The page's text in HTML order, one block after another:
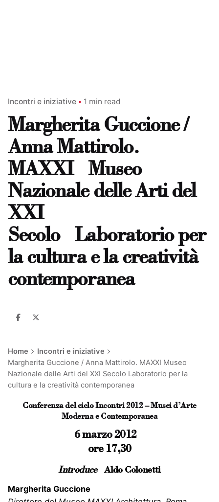
Incontri e iniziative 1 min read
Margherita Guccione /
Anna Mattirolo.
MAXXI Museo
Nazionale delle Arti del
XXI
Secolo Laboratorio per
la cultura e la creatività
contemporanea
Home
Incontri e iniziative
Margherita Guccione / Anna Mattirolo. MAXXI Museo
Nazionale delle Arti del XXI Secolo Laboratorio per la
cultura e la creatività contemporanea
Conferenza del ciclo Incontri 2012 – Musei d’Arte
Moderna e Contemporanea
6 marzo 2012
ore 17,30
Introduce Aldo Colonetti
Margherita Guccione